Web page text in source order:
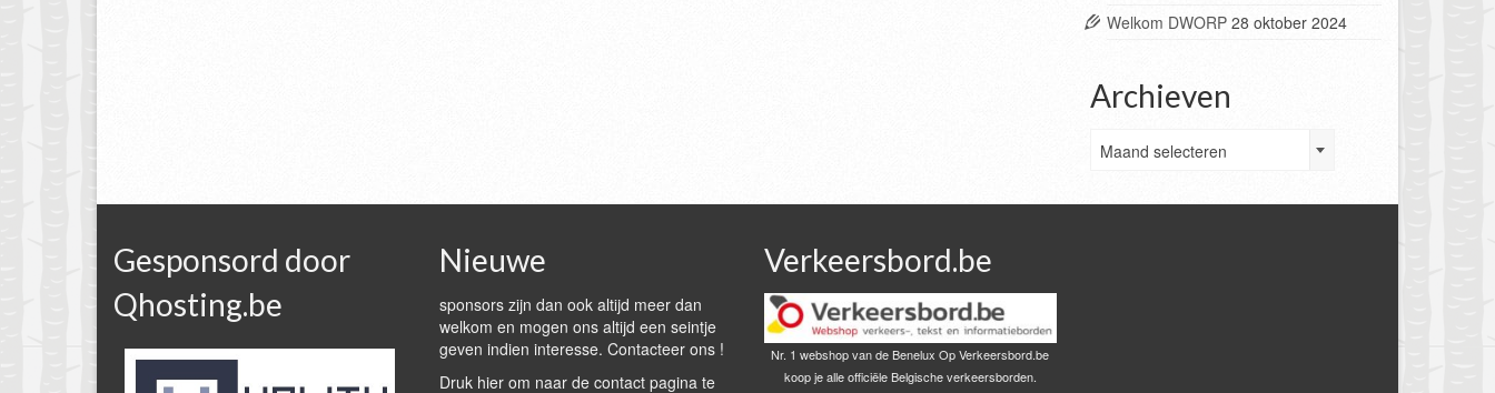
Welkom DWORP 28 oktober 2024
Archieven
Maand selecteren
Gesponsord door
Qhosting.be
Nieuwe
sponsors zijn dan ook altijd meer dan
welkom en mogen ons altijd een seintje
geven indien interesse. Contacteer ons !
Druk hier om naar de contact pagina te
Verkeersbord.be
Nr. 1 webshop van de Benelux Op Verkeersbord.be
koop je alle officiële Belgische verkeersborden.